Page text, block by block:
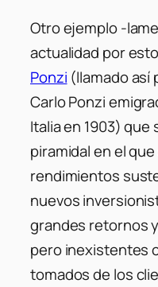
Otro ejemplo -
actualidad por
Ponzi (llamado así
Carlo Ponzi
Italia en 1903)
piramidal en el
rendimientos
nuevos
grandes retornos
pero inexistentes
tomados de los